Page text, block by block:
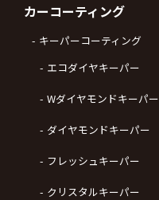
カーコーティング
キーパーコーティング
エコダイヤキーパー
Wダイヤモンドキーパー
ダイヤモンドキーパー
フレッシュキーパー
クリスタルキーパー